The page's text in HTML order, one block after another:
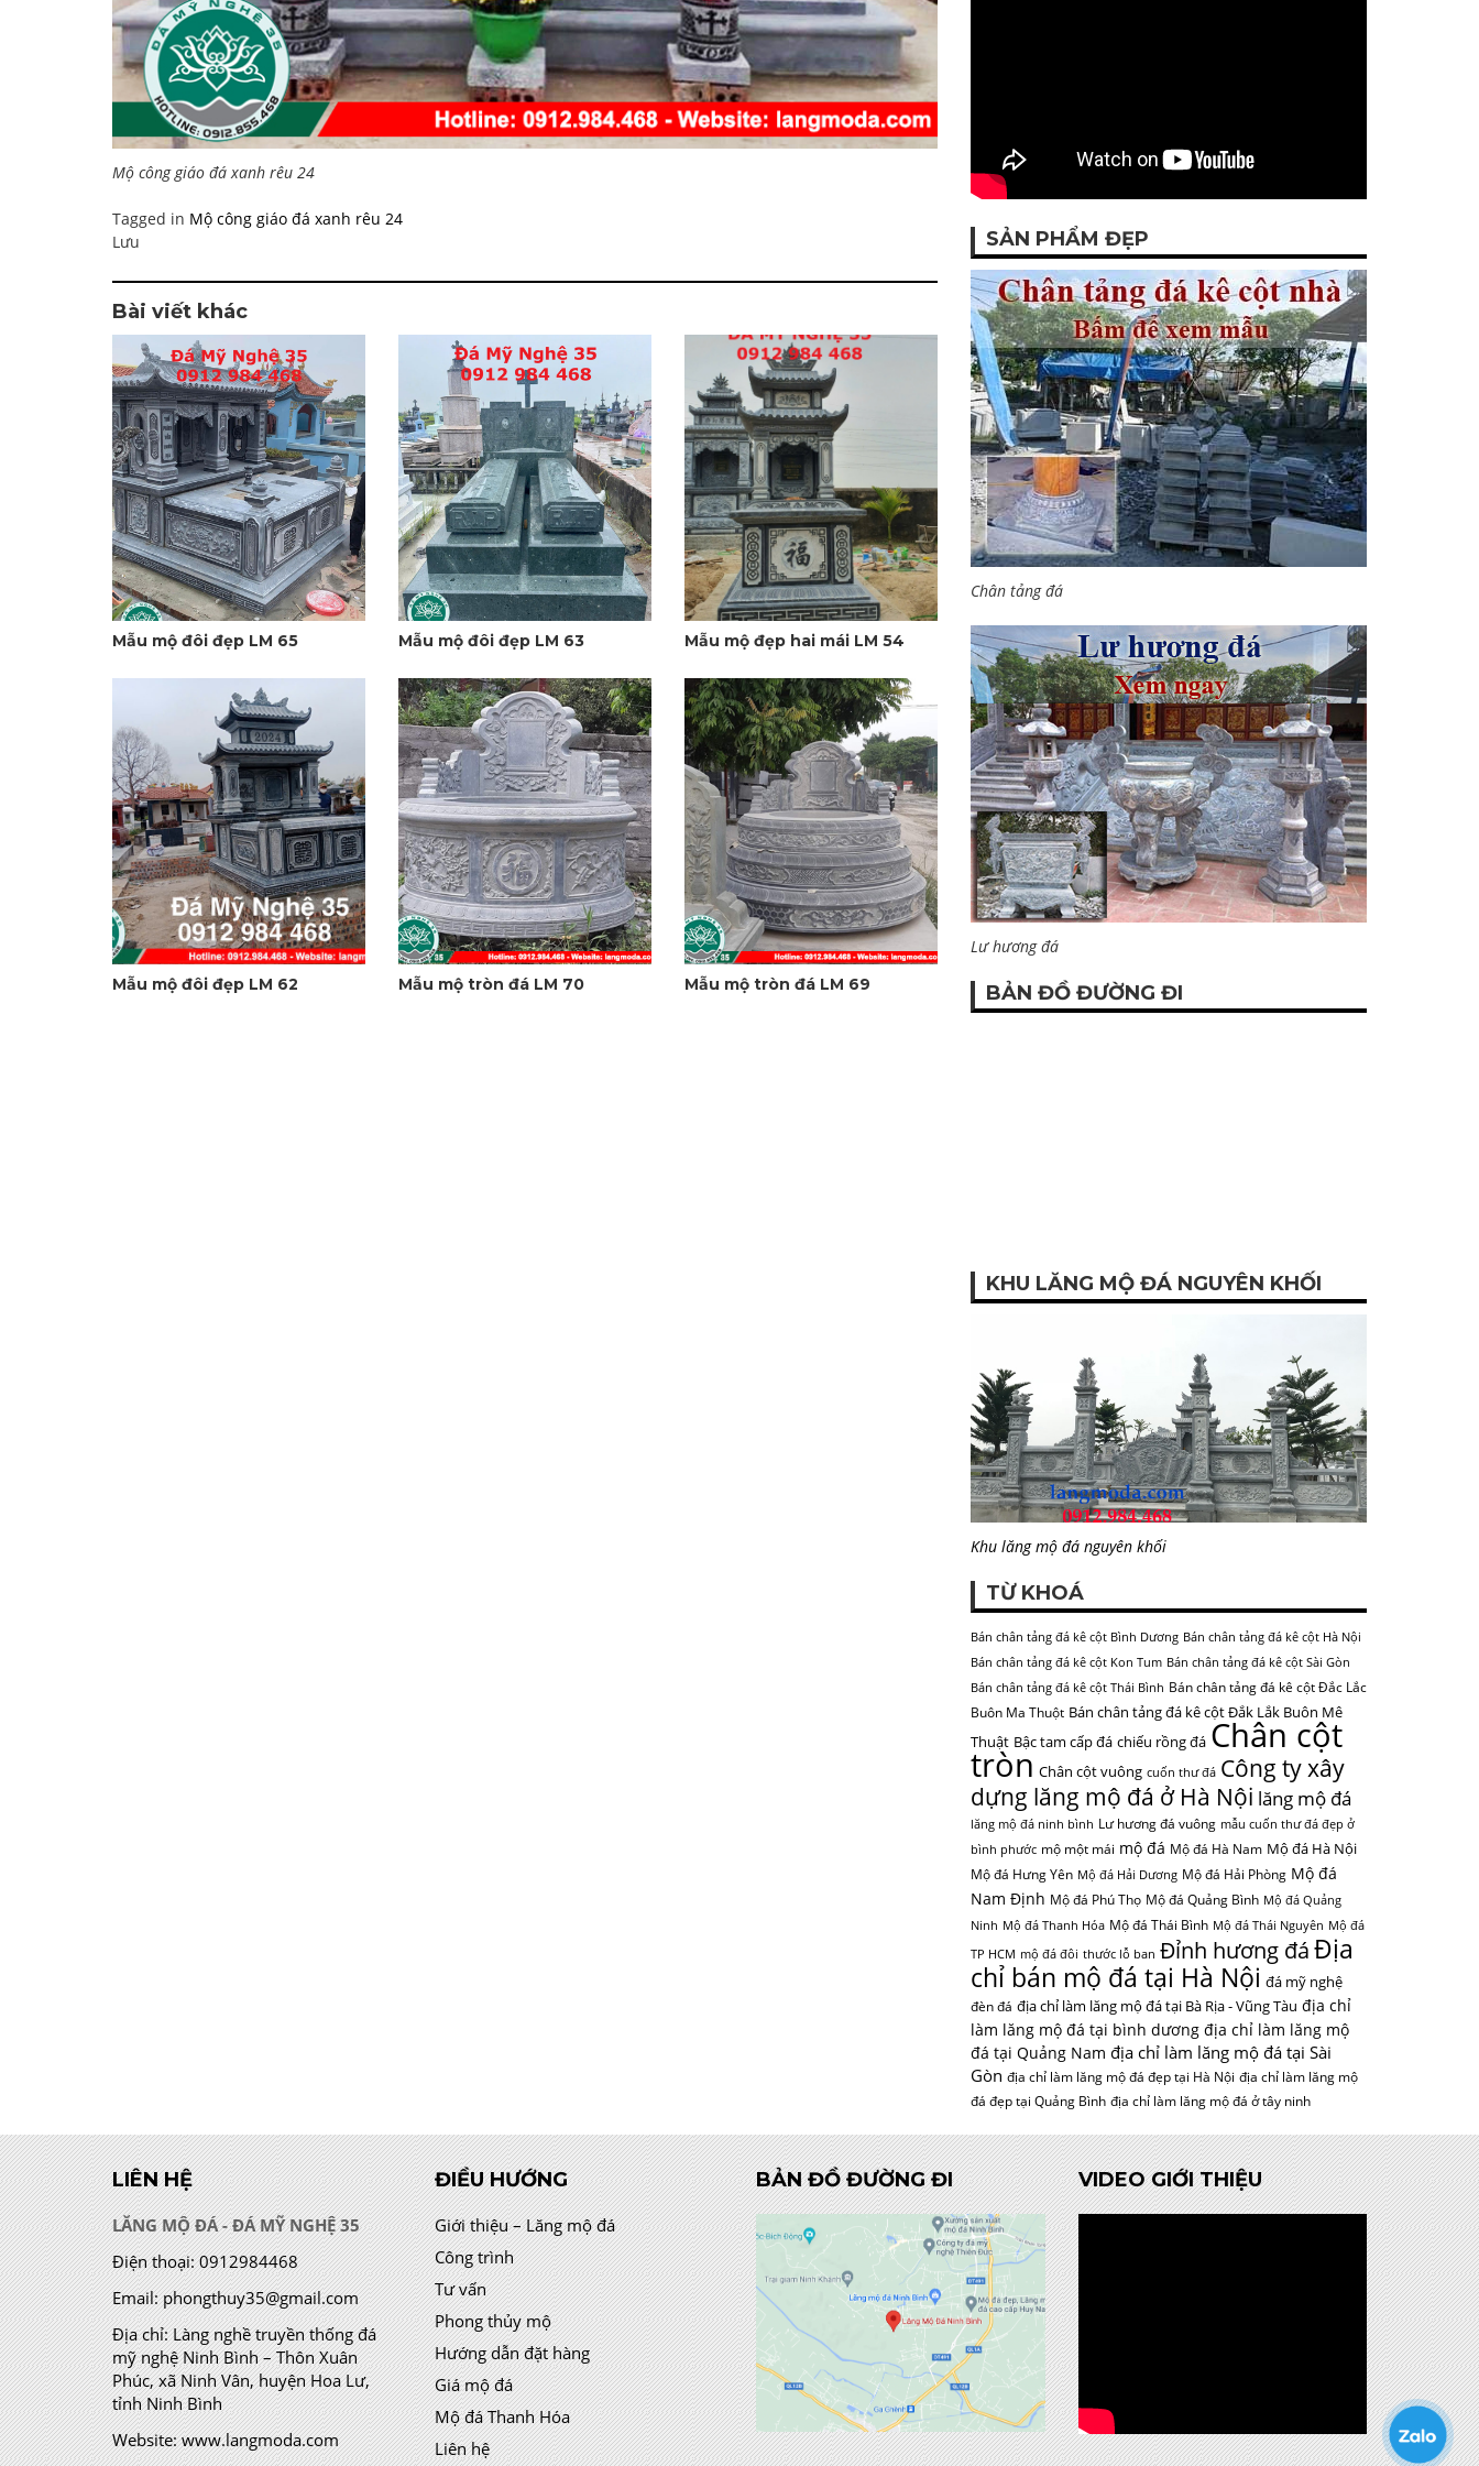
Mộ công giáo đá xanh rêu 24
Tagged in Mộ công giáo đá xanh rêu 24
Lưu
Bài viết khác
Mẫu mộ đôi đẹp LM 65 Mẫu mộ đôi đẹp LM 63 Mẫu mộ đẹp hai mái LM 54
Mẫu mộ đôi đẹp LM 62 Mẫu mộ tròn đá LM 70 Mẫu mộ tròn đá LM 69
SẢN PHẨM ĐẸP
Chân tảng đá
Lư hương đá
BẢN ĐỒ ĐƯỜNG ĐI
KHU LĂNG MỘ ĐÁ NGUYÊN KHỐI
Khu lăng mộ đá nguyên khối
TỪ KHOÁ
Bán chân tảng đá kê cột Bình Dương Bán chân tảng đá kê cột Hà Nội
Bán chân tảng đá kê cột Kon Tum Bán chân tảng đá kê cột Sài Gòn
Bán chân tảng đá kê cột Thái Bình Bán chân tảng đá kê cột Đắc Lắc
Buôn Ma Thuột Bán chân tảng đá kê cột Đắk Lắk Buôn Mê
Thuật Bậc tam cấp đá chiếu rồng đá Chân cột
tròn Chân cột vuông cuốn thư đá Công ty xây
dựng lăng mộ đá ở Hà Nội lăng mộ đá
lăng mộ đá ninh bình Lư hương đá vuông mẫu cuốn thư đá đẹp ở
bình phước mộ một mái mộ đá Mộ đá Hà Nam Mộ đá Hà Nội
Mộ đá Hưng Yên Mộ đá Hải Dương Mộ đá Hải Phòng Mộ đá
Nam Định Mộ đá Phú Thọ Mộ đá Quảng Bình Mộ đá Quảng
Ninh Mộ đá Thanh Hóa Mộ đá Thái Bình Mộ đá Thái Nguyên Mộ đá
TP HCM mộ đá đôi thước lỗ ban Đỉnh hương đáĐịa
chỉ bán mộ đá tại Hà Nội đá mỹ nghệ
đèn đá địa chỉ làm lăng mộ đá tại Bà Rịa - Vũng Tàu địa chỉ
làm lăng mộ đá tại bình dương địa chỉ làm lăng mộ
đá tại Quảng Nam địa chỉ làm lăng mộ đá tại Sài
Gòn địa chỉ làm lăng mộ đá đẹp tại Hà Nội địa chỉ làm lăng mộ
đá đẹp tại Quảng Bình địa chỉ làm lăng mộ đá ở tây ninh
LIÊN HỆ
LĂNG MỘ ĐÁ - ĐÁ MỸ NGHỆ 35
Điện thoại: 0912984468
Email: phongthuy35@gmail.com
Địa chỉ:Làng nghề truyền thống đá
mỹ nghệ Ninh Bình – Thôn Xuân
Phúc, xã Ninh Vân, huyện Hoa Lư,
tỉnh Ninh Bình
Website: www.langmoda.com
ĐIỀU HƯỚNG
Giới thiệu – Lăng mộ đá
Công trình
Tư vấn
Phong thủy mộ
Hướng dẫn đặt hàng
Giá mộ đá
Mộ đá Thanh Hóa
Liên hệ
BẢN ĐỒ ĐƯỜNG ĐI VIDEO GIỚI THIỆU